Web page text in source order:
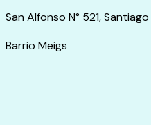
San Alfonso N° 521,
Barrio Meigs